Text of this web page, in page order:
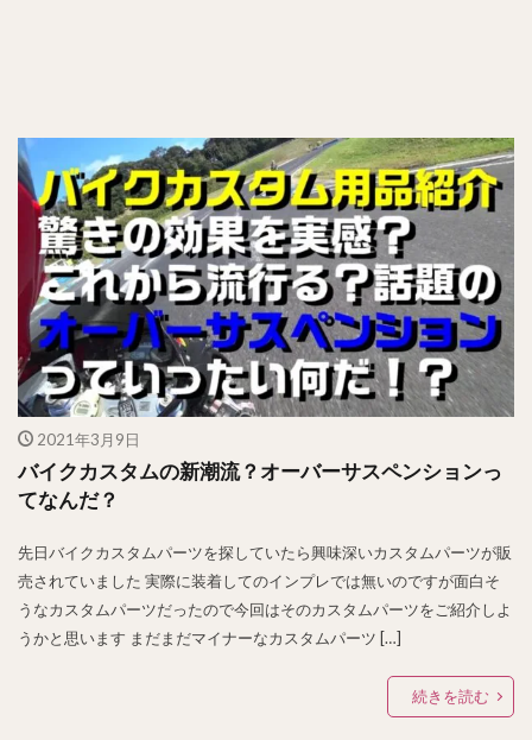
2021年3月9日
バイクカスタムの新潮流？オーバーサスペンションっ
てなんだ？
先日バイクカスタムパーツを探していたら興味深いカスタムパーツが販
売されていました 実際に装着してのインプレでは無いのですが面白そ
うなカスタムパーツだったので今回はそのカスタムパーツをご紹介しよ
うかと思います まだまだマイナーなカスタムパーツ […]
続きを読む